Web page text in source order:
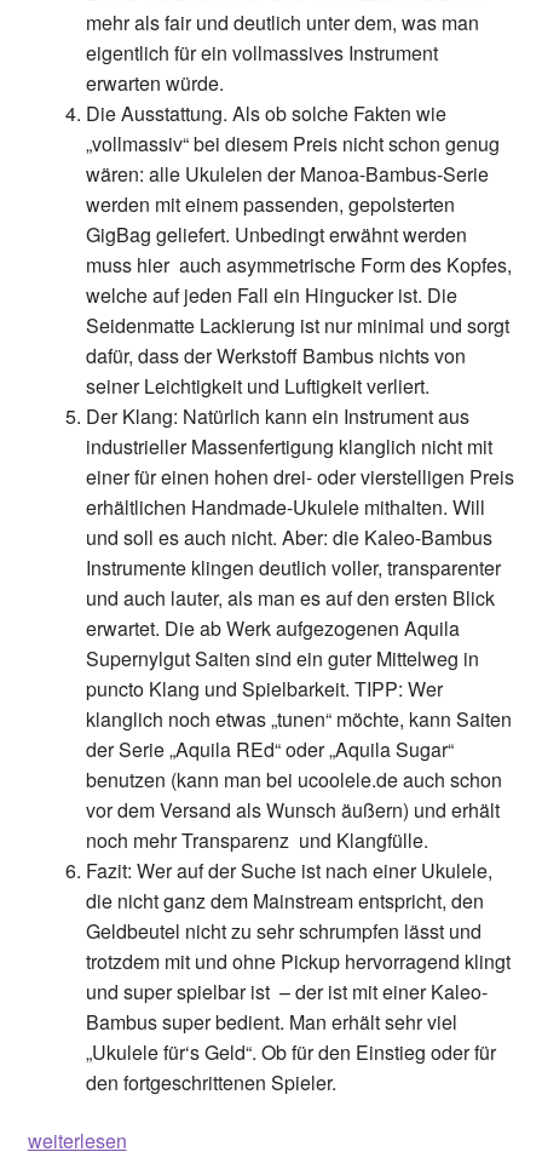
mehr als fair und deutlich unter dem, was man
eigentlich für ein vollmassives Instrument
erwarten würde.
Die Ausstattung. Als ob solche Fakten wie
„vollmassiv“ bei diesem Preis nicht schon genug
wären: alle Ukulelen der Manoa-Bambus-Serie
werden mit einem passenden, gepolsterten
GigBag geliefert. Unbedingt erwähnt werden
muss hier auch asymmetrische Form des Kopfes,
welche auf jeden Fall ein Hingucker ist. Die
Seidenmatte Lackierung ist nur minimal und sorgt
dafür, dass der Werkstoff Bambus nichts von
seiner Leichtigkeit und Luftigkeit verliert.
Der Klang: Natürlich kann ein Instrument aus
industrieller Massenfertigung klanglich nicht mit
einer für einen hohen drei- oder vierstelligen Preis
erhältlichen Handmade-Ukulele mithalten. Will
und soll es auch nicht. Aber: die Kaleo-Bambus
Instrumente klingen deutlich voller, transparenter
und auch lauter, als man es auf den ersten Blick
erwartet. Die ab Werk aufgezogenen Aquila
Supernylgut Saiten sind ein guter Mittelweg in
puncto Klang und Spielbarkeit. TIPP: Wer
klanglich noch etwas „tunen“ möchte, kann Saiten
der Serie „Aquila REd“ oder „Aquila Sugar“
benutzen (kann man bei ucoolele.de auch schon
vor dem Versand als Wunsch äußern) und erhält
noch mehr Transparenz und Klangfülle.
Fazit: Wer auf der Suche ist nach einer Ukulele,
die nicht ganz dem Mainstream entspricht, den
Geldbeutel nicht zu sehr schrumpfen lässt und
trotzdem mit und ohne Pickup hervorragend klingt
und super spielbar ist – der ist mit einer Kaleo-
Bambus super bedient. Man erhält sehr viel
„Ukulele für‘s Geld“. Ob für den Einstieg oder für
den fortgeschrittenen Spieler.
Bambus,
weiterlesen